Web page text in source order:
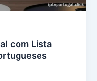
com Lista